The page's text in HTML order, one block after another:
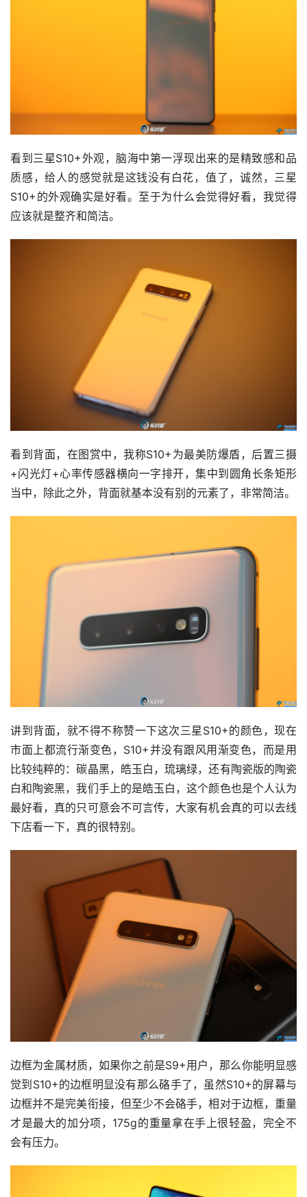
看到三星S10+外观，脑海中第一浮现出来的是精致感和品
质感，给人的感觉就是这钱没有白花，值了，诚然，三星
S10+的外观确实是好看。至于为什么会觉得好看，我觉得
应该就是整齐和简洁。
看到背面，在图赏中，我称S10+为最美防爆盾，后置三摄
+闪光灯+心率传感器横向一字排开，集中到圆角长条矩形
当中，除此之外，背面就基本没有别的元素了，非常简洁。
讲到背面，就不得不称赞一下这次三星S10+的颜色，现在
市面上都流行渐变色，S10+并没有跟风用渐变色，而是用
比较纯粹的：碳晶黑，皓玉白，琉璃绿，还有陶瓷版的陶瓷
白和陶瓷黑，我们手上的是皓玉白，这个颜色也是个人认为
最好看，真的只可意会不可言传，大家有机会真的可以去线
下店看一下，真的很特别。
边框为金属材质，如果你之前是S9+用户，那么你能明显感
觉到S10+的边框明显没有那么硌手了，虽然S10+的屏幕与
边框并不是完美衔接，但至少不会硌手，相对于边框，重量
才是最大的加分项，175g的重量拿在手上很轻盈，完全不
会有压力。